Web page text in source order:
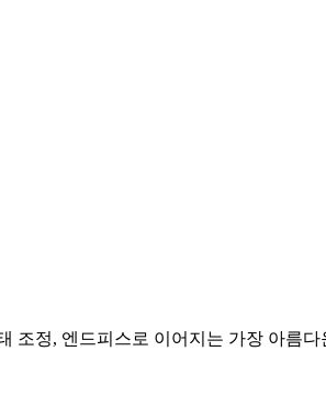
조정, 엔드피스로 이어지는 가장 아름